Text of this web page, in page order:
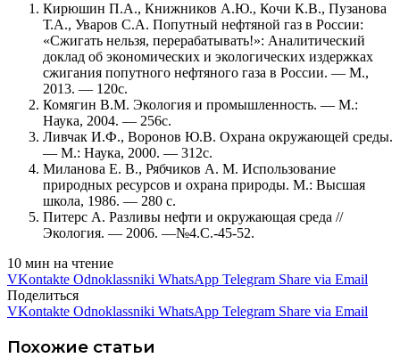
Кирюшин П.А., Книжников А.Ю., Кочи К.В., Пузанова
Т.А., Уваров С.А. Попутный нефтяной газ в России:
«Сжигать нельзя, перерабатывать!»: Аналитический
доклад об экономических и экологических издержках
сжигания попутного нефтяного газа в России. — М.,
2013. — 120с.
Комягин В.М. Экология и промышленность. — М.:
Наука, 2004. — 256с.
Ливчак И.Ф., Воронов Ю.В. Охрана окружающей среды.
— М.: Наука, 2000. — 312с.
Миланова Е. В., Рябчиков А. М. Использование
природных ресурсов и охрана природы. М.: Высшая
школа, 1986. — 280 с.
Питерс А. Разливы нефти и окружающая среда //
Экология. — 2006. —№4.C.-45-52.
10 мин на чтение
VKontakte Odnoklassniki WhatsApp Telegram Share via Email
Поделиться
VKontakte Odnoklassniki WhatsApp Telegram Share via Email
Похожие статьи